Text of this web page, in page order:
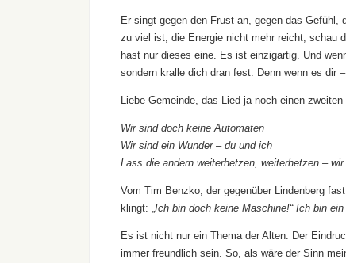
Er singt gegen den Frust an, gegen das Gefühl,
zu viel ist, die Energie nicht mehr reicht, schau
hast nur dieses eine. Es ist einzigartig. Und
sondern kralle dich dran fest. Denn wenn es dir
Liebe Gemeinde, das Lied ja noch einen
Wir sind doch keine Automaten
Wir sind ein Wunder – du und ich
Lass die andern weiterhetzen, weiterhetzen – wir
Vom Tim Benzko, der gegenüber Lindenberg
klingt: „ Ich bin doch keine Maschine!“ Ich bin
Es ist nicht nur ein Thema der Alten: Der
immer freundlich sein. So, als wäre der Sinn